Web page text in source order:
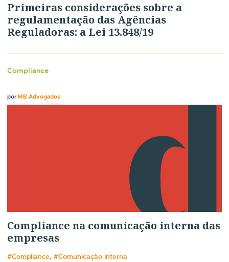
Primeiras considerações sobre a
regulamentação das Agências
Reguladoras: a Lei 13.848/19
Compliance
porMB Advogados
Compliance na comunicação interna das
empresas
#Compliance, #Comunicação interna